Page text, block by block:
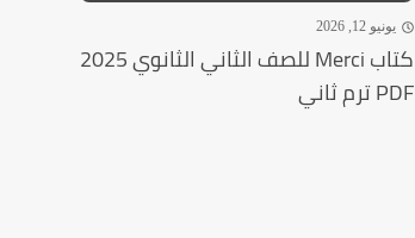
يونيو 12, 2026
كتاب Merci للصف الثاني الثانوي 2025
PDF ترم ثاني